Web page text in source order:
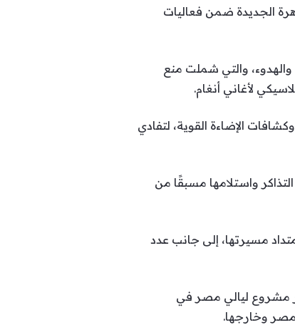
مسرح الأرينا في القاهرة الجديدة ضمن فعاليات
والتي شملت منع
الإضاءة القوية، لتفادي
واستلامها مسبقًا من
مسيرتها، إلى جانب عدد
مشروع ليالي مصر في
وخارجها.